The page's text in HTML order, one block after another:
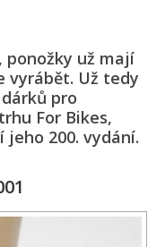
ponožky už mají
vyrábět. Už tedy
pro
For Bikes,
200. vydání.